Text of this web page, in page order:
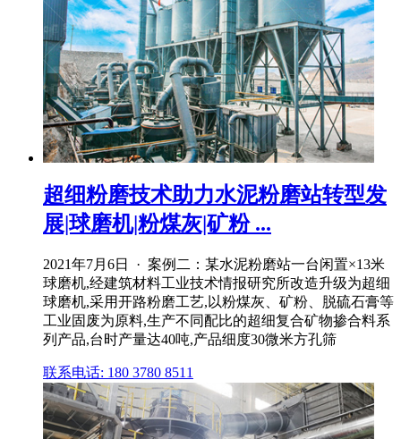
超细粉磨技术助力水泥粉磨站转型发
展|球磨机|粉煤灰|矿粉 ...
2021年7月6日 · 案例二：某水泥粉磨站一台闲置×13米
球磨机,经建筑材料工业技术情报研究所改造升级为超细
球磨机,采用开路粉磨工艺,以粉煤灰、矿粉、脱硫石膏等
工业固废为原料,生产不同配比的超细复合矿物掺合料系
列产品,台时产量达40吨,产品细度30微米方孔筛
联系电话: 180 3780 8511